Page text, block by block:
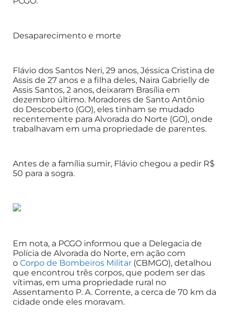
Desaparecimento e morte
Flávio dos Santos Neri, 29 anos, Jéssica Cristina de
Assis de 27 anos e a filha deles, Naira Gabrielly de
Assis Santos, 2 anos, deixaram Brasília em
dezembro último. Moradores de Santo Antônio
do Descoberto (GO), eles tinham se mudado
recentemente para Alvorada do Norte (GO), onde
trabalhavam em uma propriedade de parentes.
Antes de a família sumir, Flávio chegou a pedir R$
50 para a sogra.
Em nota, a PCGO informou que a Delegacia de
Polícia de Alvorada do Norte, em ação com
o Corpo de Bombeiros Militar (CBMGO), detalhou
que encontrou três corpos, que podem ser das
vítimas, em uma propriedade rural no
Assentamento P. A. Corrente, a cerca de 70 km da
cidade onde eles moravam.